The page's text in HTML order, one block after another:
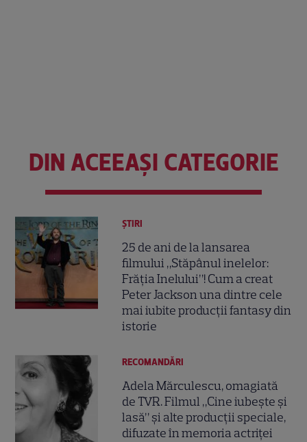
DIN ACEEAȘI CATEGORIE
ȘTIRI
25 de ani de la lansarea
filmului „Stăpânul inelelor:
Frăția Inelului”! Cum a creat
Peter Jackson una dintre cele
mai iubite producții fantasy din
istorie
RECOMANDĂRI
Adela Mărculescu, omagiată
de TVR. Filmul „Cine iubește și
lasă” și alte producții speciale,
difuzate în memoria actriței